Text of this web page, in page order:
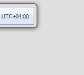
UTC+04:00